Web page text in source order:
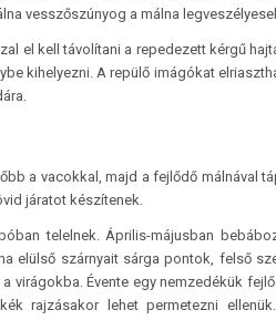
vesszőszúnyog a málna
el kell távolítani a repedezett kérgű
kihelyezni. A repülő imágókat
a vacokkal, majd a fejlődő málnával
járatot készítenek.
telelnek. Április-májusban
elülső szárnyait sárga pontok, felső
virágokba. Évente egy nemzedékük
rajzásakor lehet permetezni